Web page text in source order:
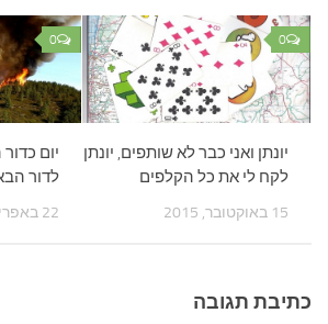
0
לדור
22 באפריל, 2020
0
יונתן ואני כבר לא שותפים, יונתן
לקח לי את כל הקלפים
15 באוקטובר, 2015
כתיבת תגובה